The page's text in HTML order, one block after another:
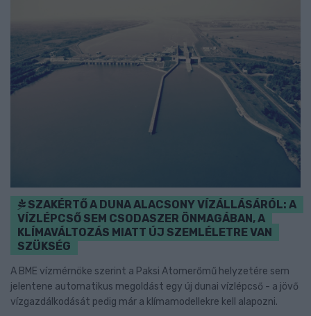
SZAKÉRTŐ A DUNA ALACSONY VÍZÁLLÁSÁRÓL: A
VÍZLÉPCSŐ SEM CSODASZER ÖNMAGÁBAN, A
KLÍMAVÁLTOZÁS MIATT ÚJ SZEMLÉLETRE VAN
SZÜKSÉG
A BME vízmérnöke szerint a Paksi Atomerőmű helyzetére sem
jelentene automatikus megoldást egy új dunai vízlépcső - a jövő
vízgazdálkodását pedig már a klímamodellekre kell alapozni.